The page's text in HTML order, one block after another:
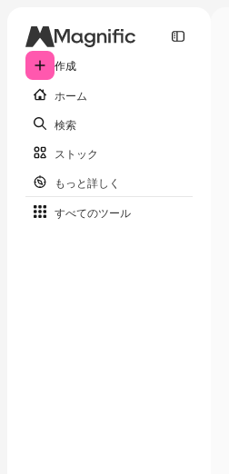
作成
ホーム
検索
ストック
もっと詳しく
すべてのツール